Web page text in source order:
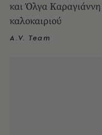
και Όλγα
καλοκαιριού
A.V. Team